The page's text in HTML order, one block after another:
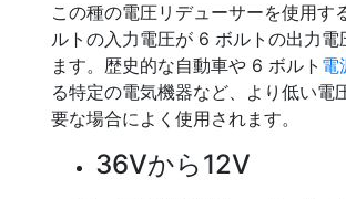
この種の電圧リデューサーを使用す
ルトの入力電圧が 6 ボルトの出力電
ます。歴史的な自動車や 6 ボルト 電
る特定の電気機器など、より低い電
要な場合によく使用されます。
36Vから12V